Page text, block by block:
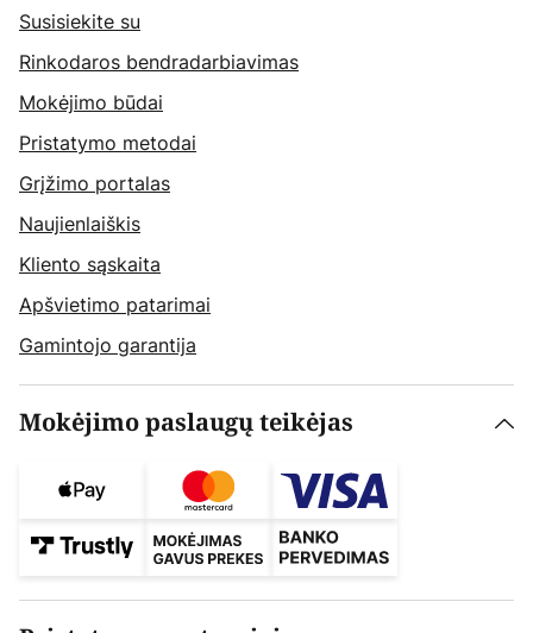
Susisiekite su
Rinkodaros bendradarbiavimas
Mokėjimo būdai
Pristatymo metodai
Grįžimo portalas
Naujienlaiškis
Kliento sąskaita
Apšvietimo patarimai
Gamintojo garantija
Mokėjimo paslaugų teikėjas